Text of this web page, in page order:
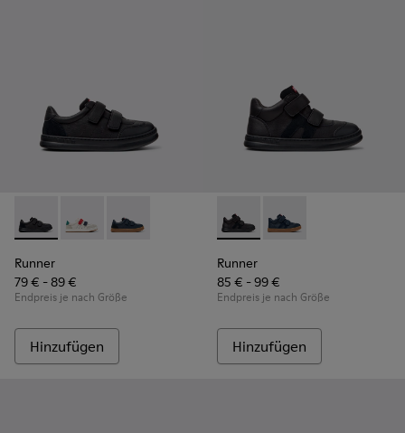
Runner - K800652-001 - Schwarze Sneaker aus Leder und
Runner - K800652-007
Runner - K800652-003 - Blaue Sneaker aus
Runner
79 € - 89 €
Endpreis je nach Größe
Hinzufügen
Runner - K900384-002 -
Runner - K900384-
Runner
85 € - 99 €
Endpreis je nach Größe
Hinzufügen